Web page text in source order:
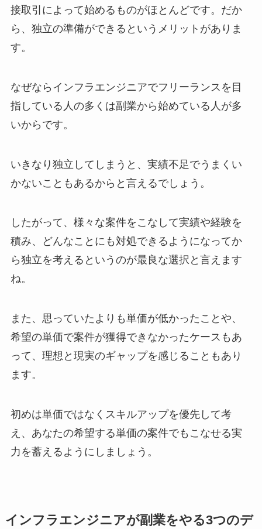
接取引によって始めるものがほとんどです。だか
ら、独立の準備ができるというメリットがありま
す。
なぜならインフラエンジニアでフリーランスを目
指している人の多くは副業から始めている人が多
いからです。
いきなり独立してしまうと、実績不足でうまくい
かないこともあるからと言えるでしょう。
したがって、様々な案件をこなして実績や経験を
積み、どんなことにも対処できるようになってか
ら独立を考えるというのが最良な選択と言えます
ね。
また、思っていたよりも単価が低かったことや、
希望の単価で案件が獲得できなかったケースもあ
って、理想と現実のギャップを感じることもあり
ます。
初めは単価ではなくスキルアップを優先して考
え、あなたの希望する単価の案件でもこなせる実
力を蓄えるようにしましょう。
インフラエンジニアが副業をやる3つのデ